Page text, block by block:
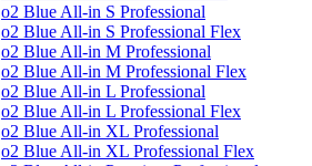
o2 Blue All-in S Professional
o2 Blue All-in S Professional Flex
o2 Blue All-in M Professional
o2 Blue All-in M Professional Flex
o2 Blue All-in L Professional
o2 Blue All-in L Professional Flex
o2 Blue All-in XL Professional
o2 Blue All-in XL Professional Flex